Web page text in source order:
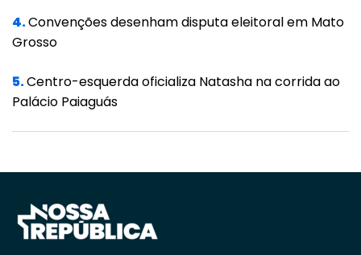
4.Convenções desenham disputa eleitoral em Mato
Grosso
5.Centro-esquerda oficializa Natasha na corrida ao
Palácio Paiaguás